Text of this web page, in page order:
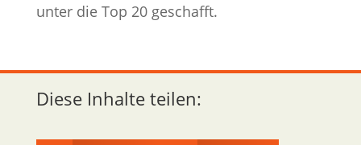
unter die Top 20 geschafft.
Diese Inhalte teilen: